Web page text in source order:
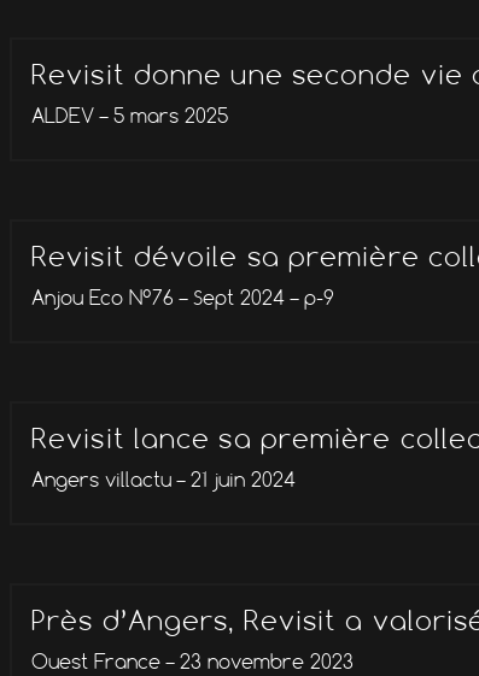
Revisit donne une seconde vie
ALDEV – 5 mars 2025
Revisit dévoile sa première
Anjou Eco N°76 – Sept 2024 – p-9
Revisit lance sa première
Angers villactu – 21 juin 2024
Près d’Angers, Revisit a
Ouest France – 23 novembre 2023